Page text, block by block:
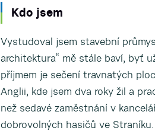
Kdo jsem
Vystudoval jsem stavební
architektura“ mě stále baví, byť
příjmem je sečení travnatých
Anglii, kde jsem dva roky žil a
než sedavé zaměstnání v
dobrovolných hasičů ve